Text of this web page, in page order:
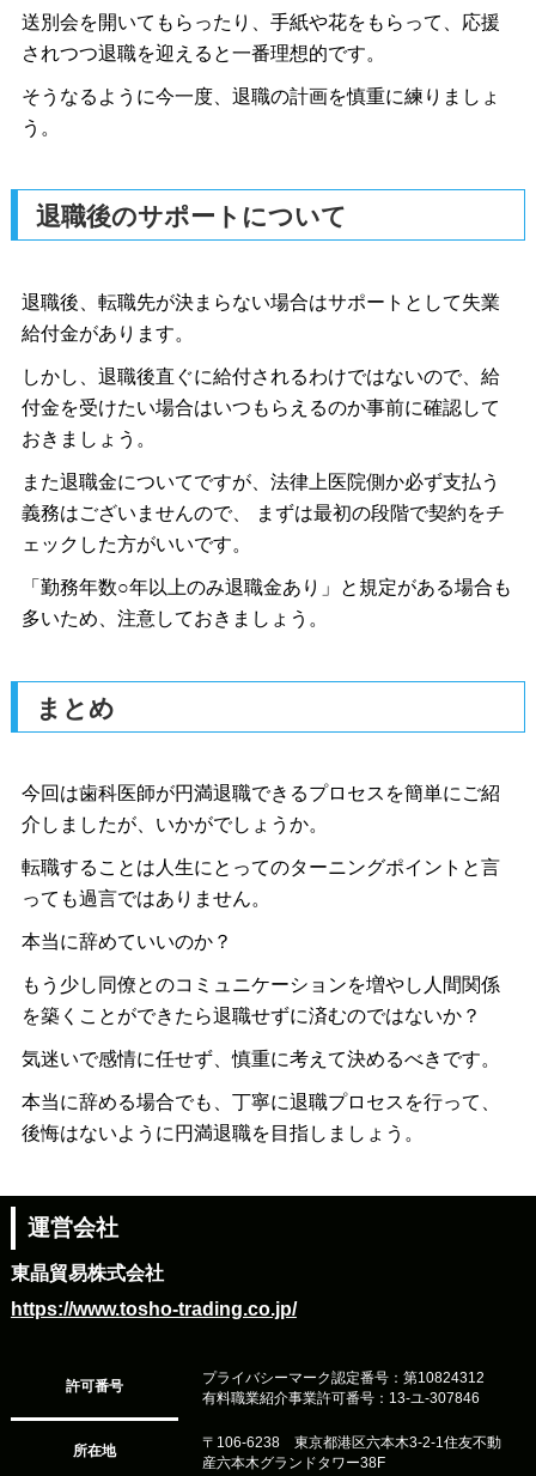
送別会を開いてもらったり、手紙や花をもらって、応援
されつつ退職を迎えると一番理想的です。
そうなるように今一度、退職の計画を慎重に練りましょ
う。
退職後のサポートについて
退職後、転職先が決まらない場合はサポートとして失業
給付金があります。
しかし、退職後直ぐに給付されるわけではないので、給
付金を受けたい場合はいつもらえるのか事前に確認して
おきましょう。
また退職金についてですが、法律上医院側か必ず支払う
義務はございませんので、 まずは最初の段階で契約をチ
ェックした方がいいです。
「勤務年数○年以上のみ退職金あり」と規定がある場合も
多いため、注意しておきましょう。
まとめ
今回は歯科医師が円満退職できるプロセスを簡単にご紹
介しましたが、いかがでしょうか。
転職することは人生にとってのターニングポイントと言
っても過言ではありません。
本当に辞めていいのか？
もう少し同僚とのコミュニケーションを増やし人間関係
を築くことができたら退職せずに済むのではないか？
気迷いで感情に任せず、慎重に考えて決めるべきです。
本当に辞める場合でも、丁寧に退職プロセスを行って、
後悔はないように円満退職を目指しましょう。
運営会社
東晶貿易株式会社
https://www.tosho-trading.co.jp/
許可番号
プライバシーマーク認定番号：第10824312
有料職業紹介事業許可番号：13-ユ-307846
所在地
〒106-6238 東京都港区六本木3-2-1住友不動
産六本木グランドタワー38F